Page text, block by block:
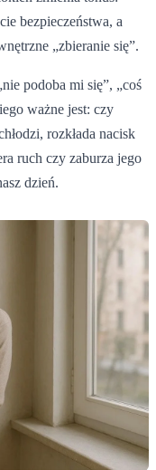
bezpieczeństwa, a
„zbieranie się”.
podoba mi się”, „coś
ważne jest: czy
rozkłada nacisk
ruch czy zaburza jego
dzień.